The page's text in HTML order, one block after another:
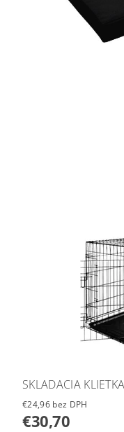
SKLADACIA
€24,96 bez DPH
€30,70